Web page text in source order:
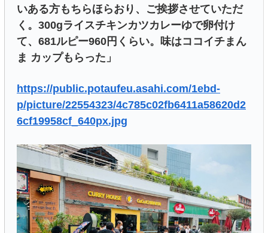
いある方もちらほらおり、ご挨拶させていただ
く。300gライスチキンカツカレーゆで卵付け
て、681ルピー960円くらい。味はココイチまん
ま カップもらった」
https://public.potaufeu.asahi.com/1ebd-
p/picture/22554323/4c785c02fb6411a58620d2
6cf19958cf_640px.jpg